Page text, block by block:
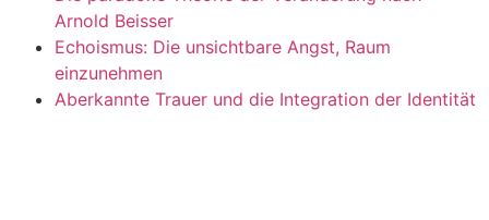
Arnold Beisser
Echoismus: Die unsichtbare Angst, Raum
einzunehmen
Aberkannte Trauer und die Integration der Identität